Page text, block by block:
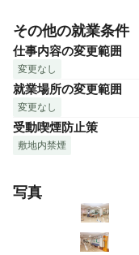
その他の就業条件
仕事内容の変更範囲
変更なし
就業場所の変更範囲
変更なし
受動喫煙防止策
敷地内禁煙
写真